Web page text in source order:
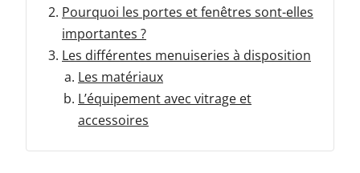
Pourquoi les portes et fenêtres sont-elles
importantes ?
Les différentes menuiseries à disposition
Les matériaux
L’équipement avec vitrage et
accessoires